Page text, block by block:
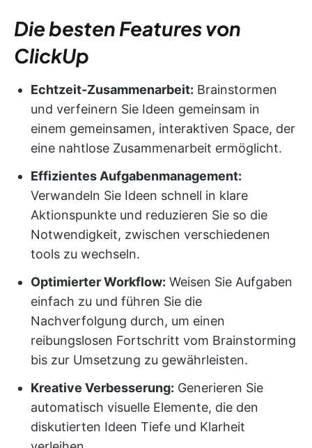
Die besten Features von
ClickUp
Echtzeit-Zusammenarbeit: Brainstormen
und verfeinern Sie Ideen gemeinsam in
einem gemeinsamen, interaktiven Space, der
eine nahtlose Zusammenarbeit ermöglicht.
Effizientes Aufgabenmanagement:
Verwandeln Sie Ideen schnell in klare
Aktionspunkte und reduzieren Sie so die
Notwendigkeit, zwischen verschiedenen
tools zu wechseln.
Optimierter Workflow: Weisen Sie Aufgaben
einfach zu und führen Sie die
Nachverfolgung durch, um einen
reibungslosen Fortschritt vom Brainstorming
bis zur Umsetzung zu gewährleisten.
Kreative Verbesserung: Generieren Sie
automatisch visuelle Elemente, die den
diskutierten Ideen Tiefe und Klarheit